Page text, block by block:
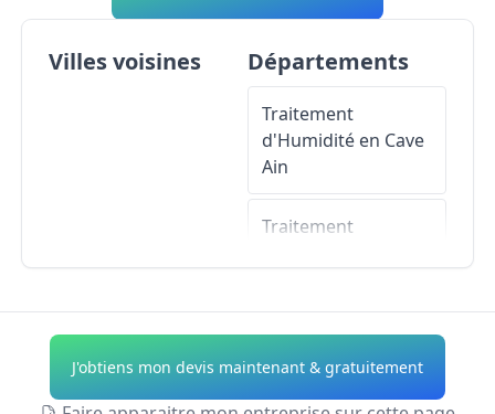
Villes voisines Départements
Traitement
d'Humidité en Cave
Ain
Traitement
Traitement
d'Humidité en Cave
J'obtiens mon devis maintenant & gratuitement